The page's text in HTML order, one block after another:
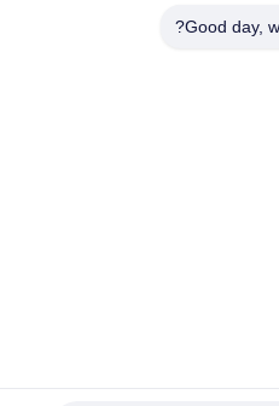
Good day,